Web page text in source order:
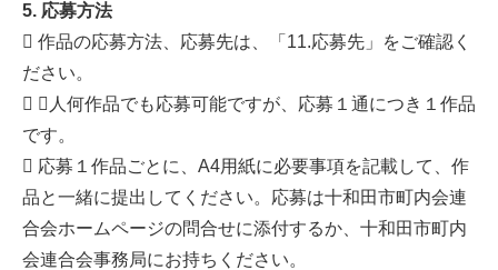
5. 応募方法
 作品の応募方法、応募先は、「11.応募先」をご確認く
ださい。
 １人何作品でも応募可能ですが、応募１通につき１作品
です。
 応募１作品ごとに、A4用紙に必要事項を記載して、作
品と一緒に提出してください。応募は十和田市町内会連
合会ホームページの問合せに添付するか、十和田市町内
会連合会事務局にお持ちください。